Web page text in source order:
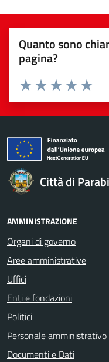
Quanto sono
pagina?
Valuta da 1 a 5 stelle la
Valuta
Valuta 4
Valuta 3 stelle
Valuta 2 stelle su 5
Valuta 1 stelle su 5
Città di
AMMINISTRAZIONE
Organi di governo
Aree amministrative
Uffici
Enti e fondazioni
Politici
Personale amministrativo
Documenti e Dati